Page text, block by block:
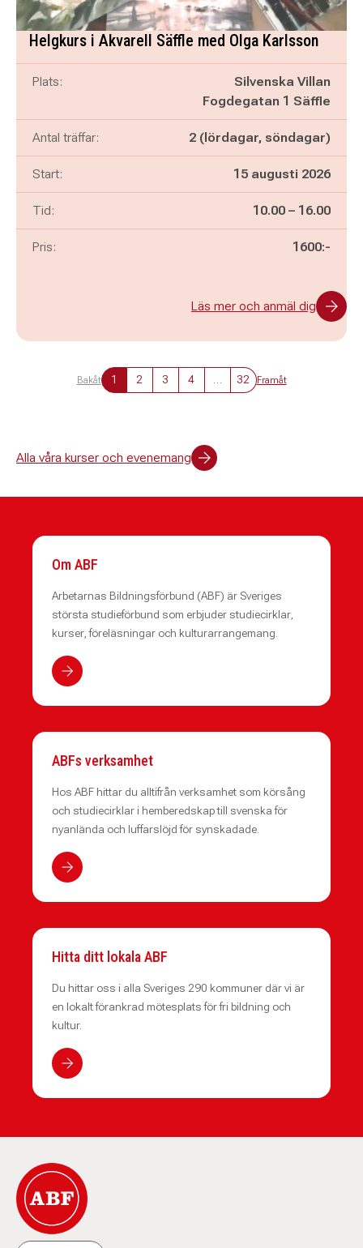
Helgkurs i Akvarell Säffle med Olga Karlsson
Plats:
Silvenska Villan
Fogdegatan 1 Säffle
Antal träffar: 2 (lördagar, söndagar)
Start: 15 augusti 2026
Tid: Pågår mellan
10.00 – och
16.00
Pris: 1600:-
Läs mer och anmäl dig
Bakåt 1 2 3 4 32 Framåt
Alla våra kurser och evenemang
Om ABF
Arbetarnas Bildningsförbund (ABF) är Sveriges
största studieförbund som erbjuder studiecirklar,
kurser, föreläsningar och kulturarrangemang.
ABFs verksamhet
Hos ABF hittar du alltifrån verksamhet som körsång
och studiecirklar i hemberedskap till svenska för
nyanlända och luffarslöjd för synskadade.
Hitta ditt lokala ABF
Du hittar oss i alla Sveriges 290 kommuner där vi är
en lokalt förankrad mötesplats för fri bildning och
kultur.